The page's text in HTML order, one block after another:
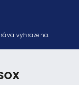
vyhrazena.